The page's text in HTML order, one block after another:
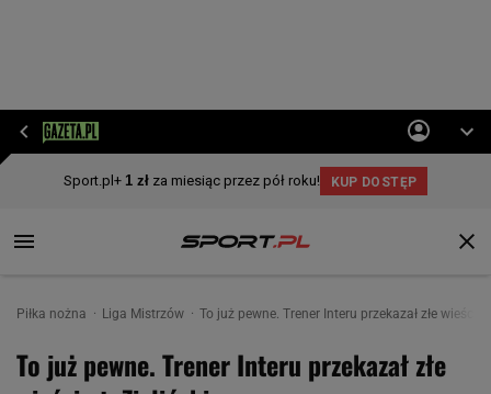
Piłka nożna Liga Mistrzów To już pewne. Trener Interu przekazał złe wieści
To już pewne. Trener Interu przekazał złe